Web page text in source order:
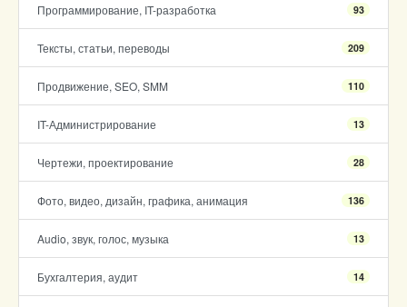
Программирование, IT-разработка 93
Тексты, статьи, переводы 209
Продвижение, SEO, SMM 110
IT-Администрирование 13
Чертежи, проектирование 28
Фото, видео, дизайн, графика, анимация 136
Audio, звук, голос, музыка 13
Бухгалтерия, аудит 14